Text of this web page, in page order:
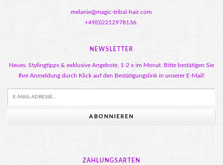
melanie@magic-tribal-hair.com
+49(0)2212978136.
NEWSLETTER
Neues, Stylingtipps & exklusive Angebote, 1-2 x im Monat. Bitte bestätigen Sie
Ihre Anmeldung durch Klick auf den Bestätigungslink in unserer E-Mail!
ABONNIEREN
ZAHLUNGSARTEN